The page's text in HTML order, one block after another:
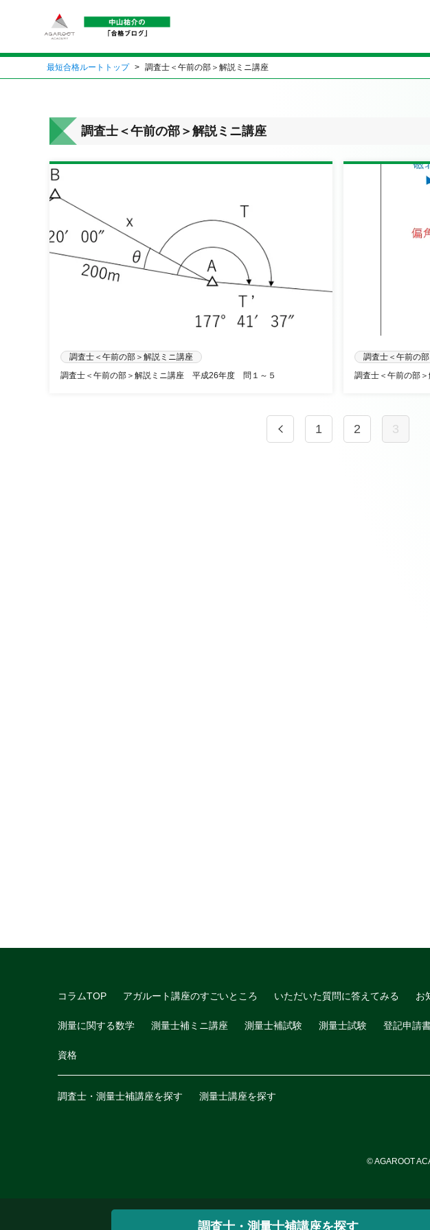
最短合格ルートトップ 調査士＜午前の部＞解説ミニ講座
調査士＜午前の部＞解説ミニ講座
調査士＜午前の部＞解説ミニ講座
調査士＜午前の部＞解説ミニ講座 平成26年度 問１～５
調査士＜午前の
調査士＜午前の部
1 2 3
コラムTOP アガルート講座のすごいところ いただいた質問に答えてみる お
測量に関する数学 測量士補ミニ講座 測量士補試験 測量士試験 登記申請
資格
調査士・測量士補講座を探す 測量士講座を探す
© AGAROOT
調査士・測量士補講座を探す